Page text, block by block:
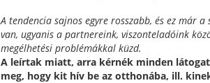
A tendencia sajnos egyre rosszabb, és ez már
van, ugyanis a partnereink, viszonteladóink
megélhetési problémákkal küzd.
A leírtak miatt, arra kérnék minden
meg, hogy kit hív be az otthonába, ill.